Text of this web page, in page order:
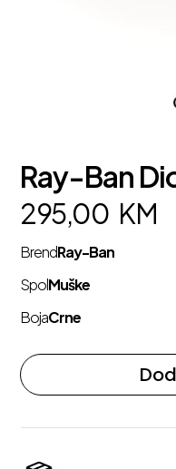
Ray-Ban
295,00 KM
BrendRay-Ban
SpolMuške
BojaCrne